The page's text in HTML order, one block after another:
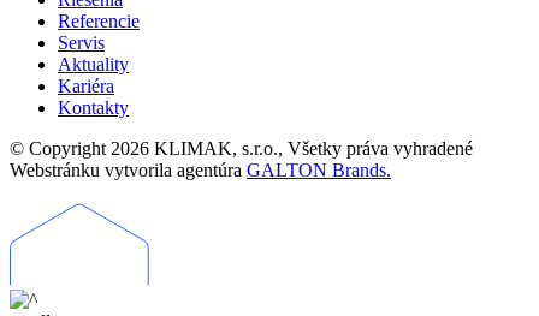
Referencie
Servis
Aktuality
Kariéra
Kontakty
© Copyright 2026 KLIMAK, s.r.o., Všetky práva vyhradené
Webstránku vytvorila agentúra GALTON Brands.